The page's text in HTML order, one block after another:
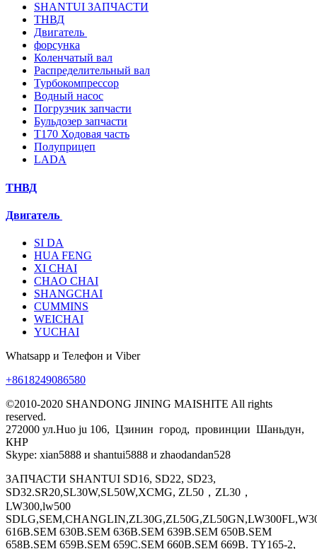
SHANTUI ЗАПЧАСТИ
ТНВД
Двигатель
форсунка
Коленчатый вал
Распределительный вал
Турбокомпрессор
Водный насос
Погрузчик запчасти
Бульдозер запчасти
T170 Ходовая часть
Полуприцеп
LADA
ТНВД
Двигатель
SI DA
HUA FENG
XI CHAI
CHAO CHAI
SHANGCHAI
CUMMINS
WEICHAI
YUCHAI
Whatsapp и Телефон и Viber
+8618249086580
©2010-2020 SHANDONG JINING MAISHITE All rights
reserved.
272000 ул.Huo ju 106, Цзинин город, провинции Шаньдун,
КНР
Skype: xian5888 и shantui5888 и zhaodandan528
ЗАПЧАСТИ SHANTUI SD16, SD22, SD23,
SD32.SR20,SL30W,SL50W,XCMG, ZL50，ZL30，
LW300,lw500
616B.SEM 630B.SEM 636B.SEM 639B.SEM 650B.SEM
658B.SEM 659B.SEM 659C.SEM 660B.SEM 669B. TY165-2,